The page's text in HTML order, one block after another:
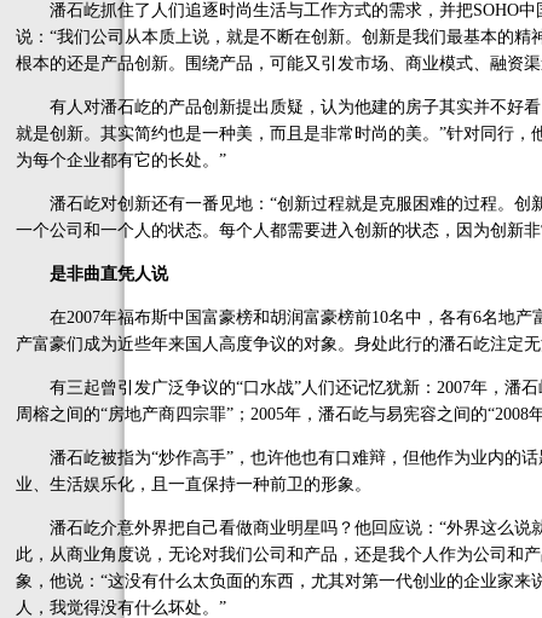
潘石屹抓住了人们追逐时尚生活与工作方式的需求，并把SOHO中
说：“我们公司从本质上说，就是不断在创新。创新是我们最基本的
根本的还是产品创新。围绕产品，可能又引发市场、商业模式、融资
有人对潘石屹的产品创新提出质疑，认为他建的房子其实并不好看
就是创新。其实简约也是一种美，而且是非常时尚的美。”针对同行
为每个企业都有它的长处。”
潘石屹对创新还有一番见地：“创新过程就是克服困难的过程。创
一个公司和一个人的状态。每个人都需要进入创新的状态，因为创新
是非曲直凭人说
在2007年福布斯中国富豪榜和胡润富豪榜前10名中，各有6名地产
产富豪们成为近些年来国人高度争议的对象。身处此行的潘石屹注定
有三起曾引发广泛争议的“口水战”人们还记忆犹新：2007年，潘石
周榕之间的“房地产商四宗罪”；2005年，潘石屹与易宪容之间的“2008
潘石屹被指为“炒作高手”，也许他也有口难辩，但他作为业内的话
业、生活娱乐化，且一直保持一种前卫的形象。
潘石屹介意外界把自己看做商业明星吗？他回应说：“外界这么说
此，从商业角度说，无论对我们公司和产品，还是我个人作为公司和
象，他说：“这没有什么太负面的东西，尤其对第一代创业的企业家
人，我觉得没有什么坏处。”